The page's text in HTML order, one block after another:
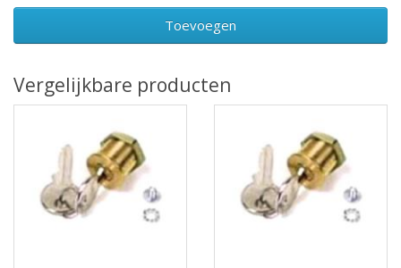
Toevoegen
Vergelijkbare producten